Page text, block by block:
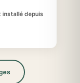
installé depuis